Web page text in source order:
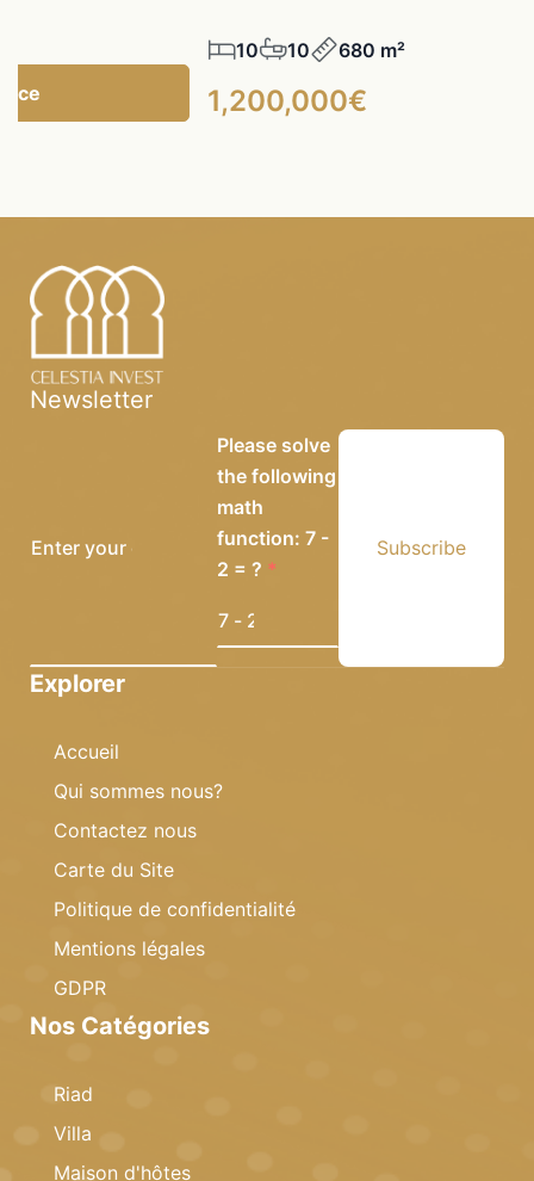
10 10 680 m²
1,200,000€
Newsletter
Please solve
the following
math
function: 7 -
2 = ?
Subscribe
Explorer
Accueil
Qui sommes nous?
Contactez nous
Carte du Site
Politique de confidentialité
Mentions légales
GDPR
Nos Catégories
Riad
Villa
Maison d'hôtes